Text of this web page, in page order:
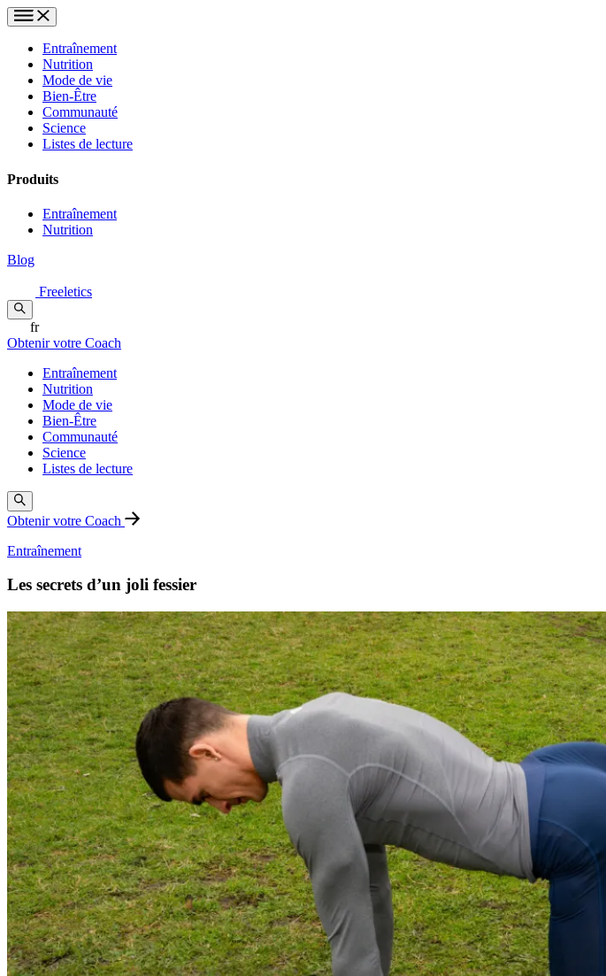
Entraînement
Nutrition
Mode de vie
Bien-Être
Communauté
Science
Listes de lecture
Produits
Entraînement
Nutrition
Blog
Freeletics
fr
Obtenir votre Coach
Entraînement
Nutrition
Mode de vie
Bien-Être
Communauté
Science
Listes de lecture
Obtenir votre Coach
Entraînement
Les secrets d’un joli fessier